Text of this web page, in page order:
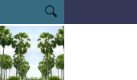
nhà ở xã hội và nhà ở cho thuê